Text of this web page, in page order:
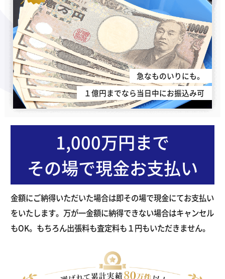
急なものいりにも。
１億円までなら当日中にお振込み可
1,000万円まで
その場で現金お支払い
金額にご納得いただいた場合は即その場で現金にてお支払い
をいたします。万が一金額に納得できない場合はキャンセル
もOK。もちろん出張料も査定料も１円もいただきません。